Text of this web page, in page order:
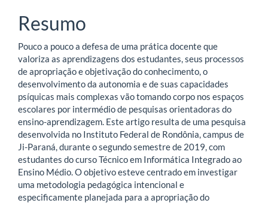
Resumo
Pouco a pouco a defesa de uma prática docente que
valoriza as aprendizagens dos estudantes, seus processos
de apropriação e objetivação do conhecimento, o
desenvolvimento da autonomia e de suas capacidades
psíquicas mais complexas vão tomando corpo nos espaços
escolares por intermédio de pesquisas orientadoras do
ensino-aprendizagem. Este artigo resulta de uma pesquisa
desenvolvida no Instituto Federal de Rondônia, campus de
Ji-Paraná, durante o segundo semestre de 2019, com
estudantes do curso Técnico em Informática Integrado ao
Ensino Médio. O objetivo esteve centrado em investigar
uma metodologia pedagógica intencional e
especificamente planejada para a apropriação do